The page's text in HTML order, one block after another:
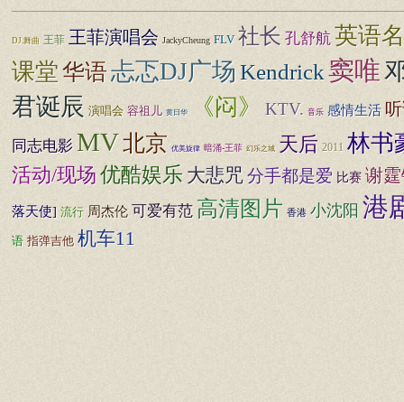
DJ.舞曲 王菲 王菲演唱会 JackyCheung FLV 社长 孔舒航 英语
课堂华语忐忑DJ广场Kendrick窦唯
君诞辰 演唱会 容祖儿 黄日华 《闷》 KTV. 音乐 感情生活
同志电影 MV北京 优美旋律 暗涌-王菲 幻乐之城 天后 2011 林书
活动/现场优酷娱乐 大悲咒分手都是爱 比赛 谢
落天使] 流行 周杰伦 可爱有范 高清图片 香港 小沈阳 港
语 指弹吉他 机车11